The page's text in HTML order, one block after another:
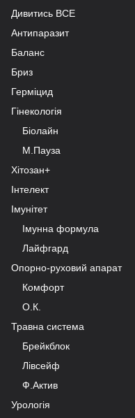
Дивитись ВСЕ
Антипаразит
Баланс
Бриз
Герміцид
Гінекологія
Біолайн
М.Пауза
Хітозан+
Інтелект
Імунітет
Імунна формула
Лайфгард
Опорно-руховий апарат
Комфорт
О.К.
Травна система
Брейкблок
Лівсейф
Ф.Актив
Урологія